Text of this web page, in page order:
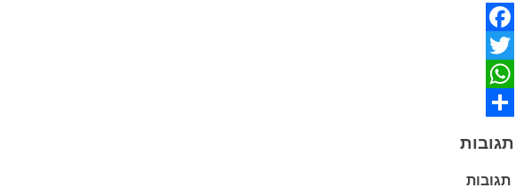
Facebook
Twitter
WhatsApp
תגובות
תגובות